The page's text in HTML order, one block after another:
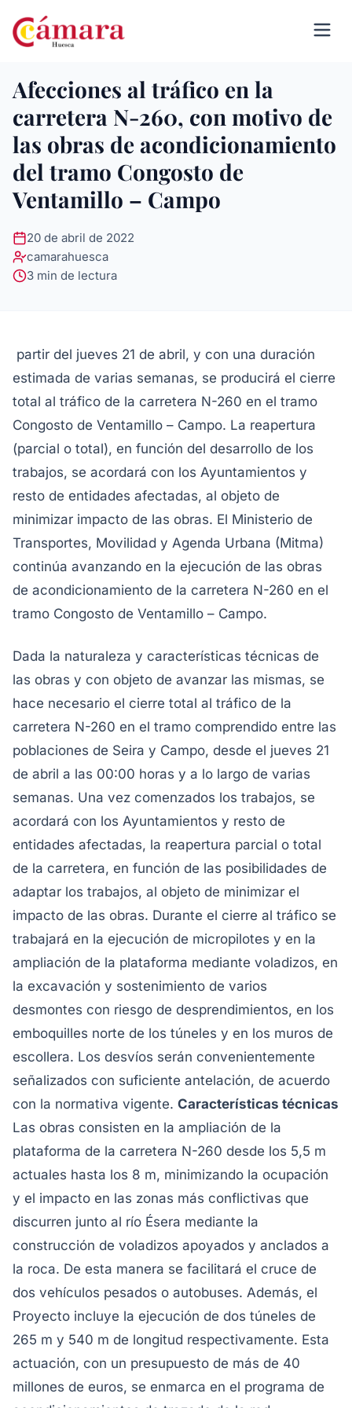
Afecciones al tráfico en la
carretera N-260, con motivo de
las obras de acondicionamiento
del tramo Congosto de
Ventamillo – Campo
20 de abril de 2022
camarahuesca
3 min de lectura
partir del jueves 21 de abril, y con una duración
estimada de varias semanas, se producirá el cierre
total al tráfico de la carretera N-260 en el tramo
Congosto de Ventamillo – Campo. La reapertura
(parcial o total), en función del desarrollo de los
trabajos, se acordará con los Ayuntamientos y
resto de entidades afectadas, al objeto de
minimizar impacto de las obras. El Ministerio de
Transportes, Movilidad y Agenda Urbana (Mitma)
continúa avanzando en la ejecución de las obras
de acondicionamiento de la carretera N-260 en el
tramo Congosto de Ventamillo – Campo.
Dada la naturaleza y características técnicas de
las obras y con objeto de avanzar las mismas, se
hace necesario el cierre total al tráfico de la
carretera N-260 en el tramo comprendido entre las
poblaciones de Seira y Campo, desde el jueves 21
de abril a las 00:00 horas y a lo largo de varias
semanas. Una vez comenzados los trabajos, se
acordará con los Ayuntamientos y resto de
entidades afectadas, la reapertura parcial o total
de la carretera, en función de las posibilidades de
adaptar los trabajos, al objeto de minimizar el
impacto de las obras. Durante el cierre al tráfico se
trabajará en la ejecución de micropilotes y en la
ampliación de la plataforma mediante voladizos, en
la excavación y sostenimiento de varios
desmontes con riesgo de desprendimientos, en los
emboquilles norte de los túneles y en los muros de
escollera. Los desvíos serán convenientemente
señalizados con suficiente antelación, de acuerdo
con la normativa vigente. Características técnicas
Las obras consisten en la ampliación de la
plataforma de la carretera N-260 desde los 5,5 m
actuales hasta los 8 m, minimizando la ocupación
y el impacto en las zonas más conflictivas que
discurren junto al río Ésera mediante la
construcción de voladizos apoyados y anclados a
la roca. De esta manera se facilitará el cruce de
dos vehículos pesados o autobuses. Además, el
Proyecto incluye la ejecución de dos túneles de
265 m y 540 m de longitud respectivamente. Esta
actuación, con un presupuesto de más de 40
millones de euros, se enmarca en el programa de